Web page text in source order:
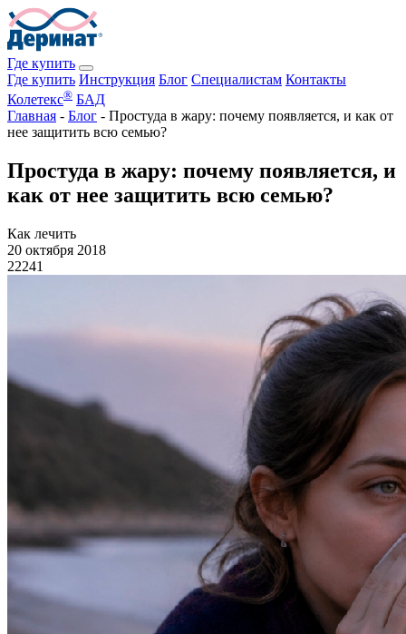
Где купить
Где купить Инструкция Блог Специалистам Контакты
Колетекс® БАД
Главная - Блог - Простуда в жару: почему появляется, и как от
нее защитить всю семью?
Простуда в жару: почему появляется, и
как от нее защитить всю семью?
Как лечить
20 октября 2018
22241